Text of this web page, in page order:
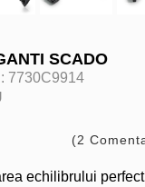
SCADO
7730C9914
(2
echilibrului